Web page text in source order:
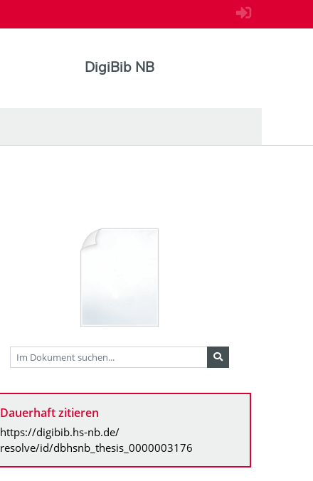
DigiBib NB
Dauerhaft zitieren
https://digibib.hs-nb.de/
resolve/id/dbhsnb_thesis_0000003176